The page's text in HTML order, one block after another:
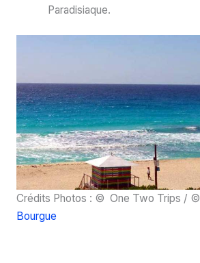
Paradisiaque.
Crédits Photos : © One Two Trips / ©
Bourgue